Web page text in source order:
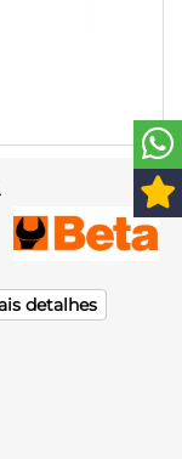
detalhes